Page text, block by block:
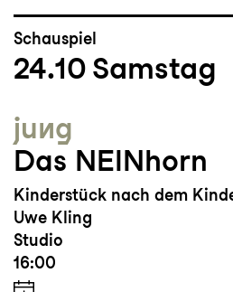
Schauspiel
24.10 Samstag
jung
Das NEINhorn
Kinderstück nach dem
Uwe Kling
Studio
16:00